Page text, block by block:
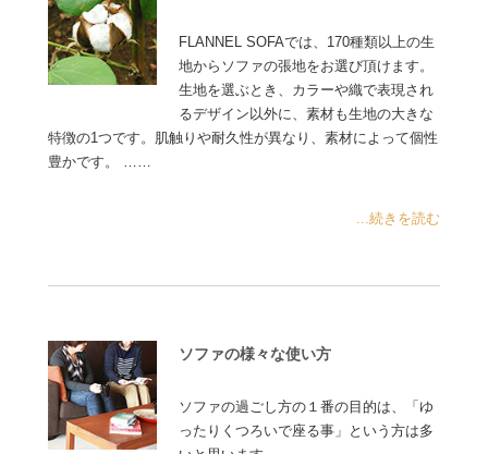
FLANNEL SOFAでは、170種類以上の生
地からソファの張地をお選び頂けます。
生地を選ぶとき、カラーや織で表現され
るデザイン以外に、素材も生地の大きな
特徴の1つです。肌触りや耐久性が異なり、素材によって個性
豊かです。 ……
...続きを読む
ソファの様々な使い方
ソファの過ごし方の１番の目的は、「ゆ
ったりくつろいで座る事」という方は多